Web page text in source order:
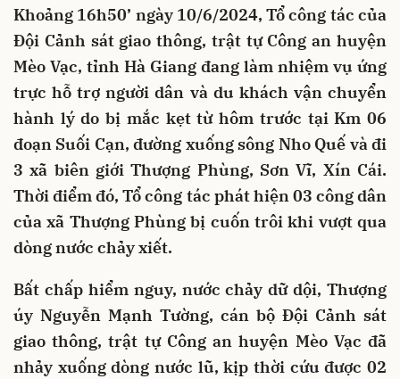
Khoảng 16h50’ ngày 10/6/2024, Tổ công tác của
Đội Cảnh sát giao thông, trật tự Công an huyện
Mèo Vạc, tỉnh Hà Giang đang làm nhiệm vụ ứng
trực hỗ trợ người dân và du khách vận chuyển
hành lý do bị mắc kẹt từ hôm trước tại Km 06
đoạn Suối Cạn, đường xuống sông Nho Quế và đi
3 xã biên giới Thượng Phùng, Sơn Vĩ, Xín Cái.
Thời điểm đó, Tổ công tác phát hiện 03 công dân
của xã Thượng Phùng bị cuốn trôi khi vượt qua
dòng nước chảy xiết.
Bất chấp hiểm nguy, nước chảy dữ dội, Thượng
úy Nguyễn Mạnh Tường, cán bộ Đội Cảnh sát
giao thông, trật tự Công an huyện Mèo Vạc đã
nhảy xuống dòng nước lũ, kịp thời cứu được 02